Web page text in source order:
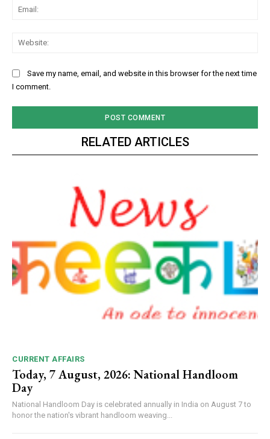
Save my name, email, and website in this browser for the next time
I comment.
RELATED ARTICLES
CURRENT AFFAIRS
Today, 7 August, 2026: National Handloom
Day
National Handloom Day is celebrated annually in India on August 7 to
honor the nation's vibrant handloom weaving...